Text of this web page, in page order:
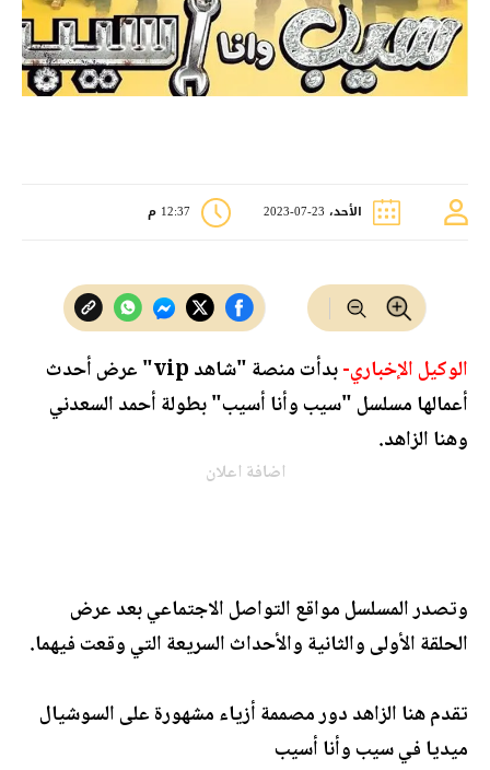
الأحد، 23-07-2023 12:37 م
الوكيل الإخباري-
بدأت منصة "شاهد vip" عرض أحدث
أعمالها مسلسل "سيب وأنا أسيب" بطولة أحمد السعدني
وهنا الزاهد.
اضافة اعلان
وتصدر المسلسل مواقع التواصل الاجتماعي بعد عرض
الحلقة الأولى والثانية والأحداث السريعة التي وقعت فيهما.
تقدم هنا الزاهد دور مصممة أزياء مشهورة على السوشيال
ميديا في سيب وأنا أسيب